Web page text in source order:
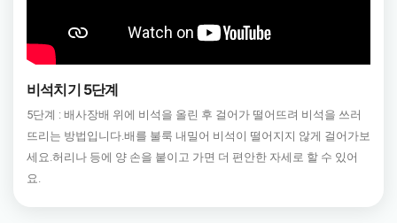
비석치기 5단계
5단계 : 배사장배 위에 비석을 올린 후 걸어가 떨어뜨려 비석을 쓰러
뜨리는 방법입니다.배를 불룩 내밀어 비석이 떨어지지 않게 걸어가보
세요.허리나 등에 양 손을 붙이고 가면 더 편안한 자세로 할 수 있어
요.